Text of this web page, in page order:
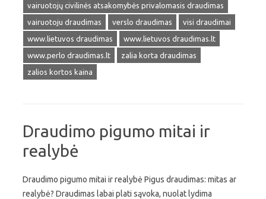
vairuotojų civilinės atsakomybės privalomasis draudimas
vairuotoju draudimas
verslo draudimas
visi draudimai
www.lietuvos draudimas
www.lietuvos draudimas.lt
www.perlo draudimas.lt
zalia korta draudimas
zalios kortos kaina
Draudimo pigumo mitai ir
realybė
Draudimo pigumo mitai ir realybė Pigus draudimas: mitas ar
realybė? Draudimas labai plati sąvoka, nuolat lydima